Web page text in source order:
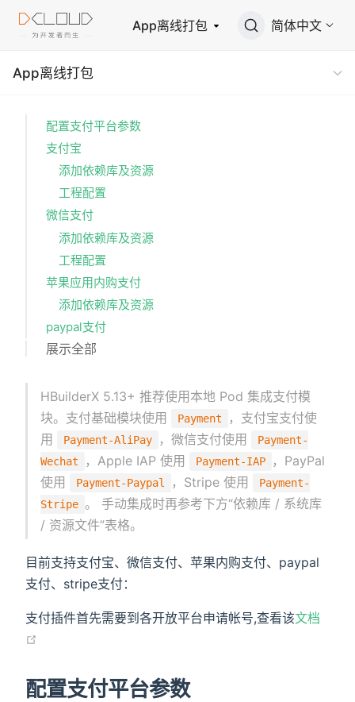
App离线打包 简体中文
App离线打包
配置支付平台参数
支付宝
添加依赖库及资源
工程配置
微信支付
添加依赖库及资源
工程配置
苹果应用内购支付
添加依赖库及资源
paypal支付
展示全部
HBuilderX 5.13+ 推荐使用本地 Pod 集成支付模
块。支付基础模块使用
Payment
，支付宝支付使
用
Payment-AliPay ，微信支付使用
Payment-
Wechat
，Apple IAP 使用 Payment-IAP
，PayPal
使用
Payment-Paypal ，Stripe 使用
Payment-
Stripe 。 手动集成时再参考下方“依赖库 / 系统库
/ 资源文件”表格。
目前支持支付宝、微信支付、苹果内购支付、paypal
支付、stripe支付：
支付插件首先需要到各开放平台申请帐号,查看该文档
配置支付平台参数